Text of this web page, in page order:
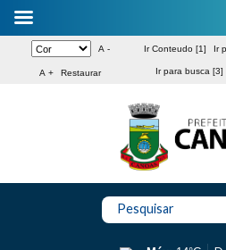
A -
A + Restaurar
Ir Conteudo [1] Ir
Ir para busca [3]
Pesquisar